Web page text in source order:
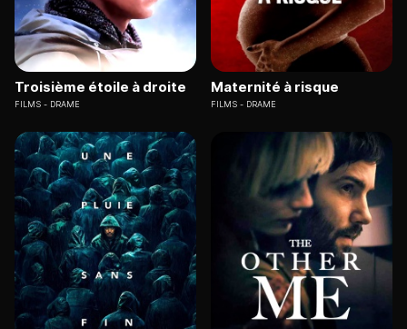
Troisième étoile à droite
FILMS DRAME
Maternité à risque
FILMS DRAME